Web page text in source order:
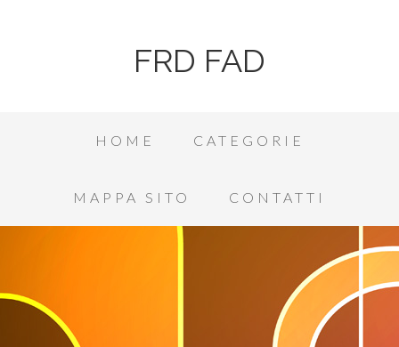
FRD FAD
HOME CATEGORIE
MAPPA SITO CONTATTI